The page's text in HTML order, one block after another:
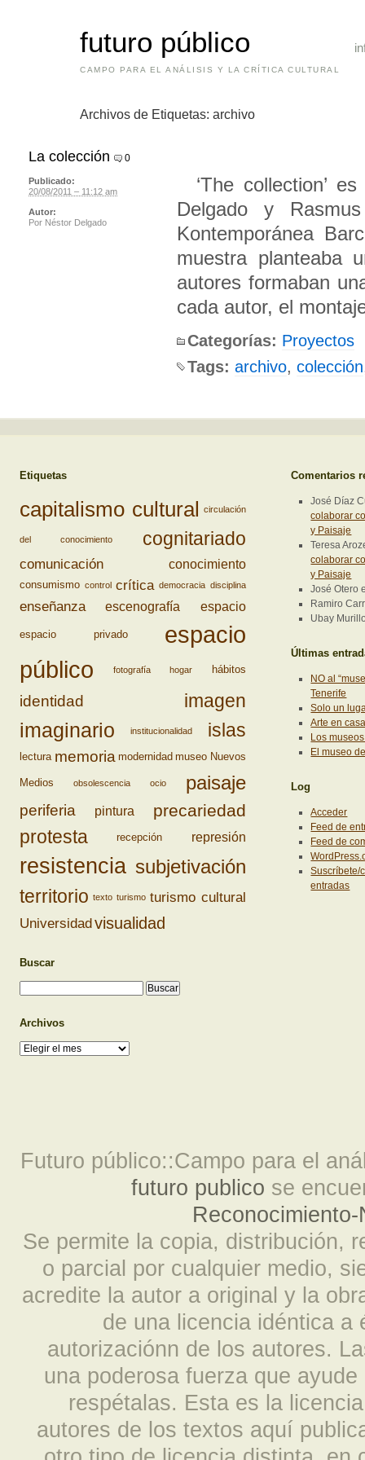
futuro público
CAMPO PARA EL ANÁLISIS Y LA CRÍTICA CULTURAL
Archivos de Etiquetas: archivo
La colección 0
‘The collection’
Delgado y
Kontemporánea
muestra planteaba
autores formaban
cada autor, el
Categorías: Proyectos
Tags: archivo, colección
Publicado:
20/08/2011 – 11:12 am
Autor:
Por Néstor Delgado
Etiquetas
capitalismo cultural circulación
del conocimiento cognitariado
comunicación conocimiento
consumismo control crítica democracia disciplina
enseñanza escenografía espacio
espacio privado
espacio
público
fotografía hogar hábitos
identidad imagen
imaginario institucionalidad islas
lectura memoria modernidad museo Nuevos
Medios obsolescencia ocio paisaje
periferia pintura precariedad
protesta recepción represión
resistencia subjetivación
territorio texto turismo turismo cultural
Universidadvisualidad
Buscar
Archivos
Archivos
Comentarios
José Díaz
colaborar
y Paisaje
Teresa
colaborar
y Paisaje
José Otero
Ramiro
Ubay
Últimas
NO al
Tenerife
Solo un
Arte en
Los
El museo
Log
Acceder
Feed de
Feed de
Suscríbete/
entradas
Futuro público::Campo para el
futuro publico se
Se permite la copia, distribución,
o parcial por cualquier medio,
acredite la autor a original y la
de una licencia idéntica a
autorizaciónn de los autores.
una poderosa fuerza que
respétalas. Esta es la
autores de los textos aquí